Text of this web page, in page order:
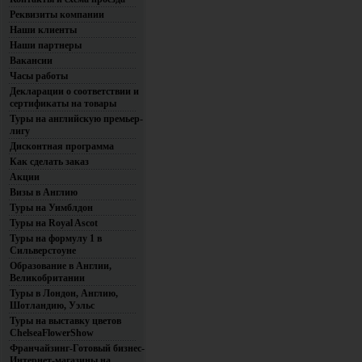
Реквизиты компании
Наши клиенты
Наши партнеры
Вакансии
Часы работы
Декларации о соответствии и
сертификаты на товары
Туры на английскую премьер-
лигу
Дисконтная программа
Как сделать заказ
Акции
Визы в Англию
Туры на Уимблдон
Туры на Royal Ascot
Туры на формулу 1 в
Сильверстоуне
Образование в Англии,
Великобритании
Туры в Лондон, Англию,
Шотландию, Уэльс
Туры на выставку цветов
ChelseaFlowerShow
Франчайзинг-Готовый бизнес-